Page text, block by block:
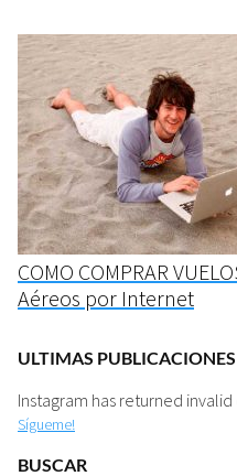
COMO COMPRAR
Aéreos por Internet
ULTIMAS
Instagram has returned invalid
Sígueme!
BUSCAR